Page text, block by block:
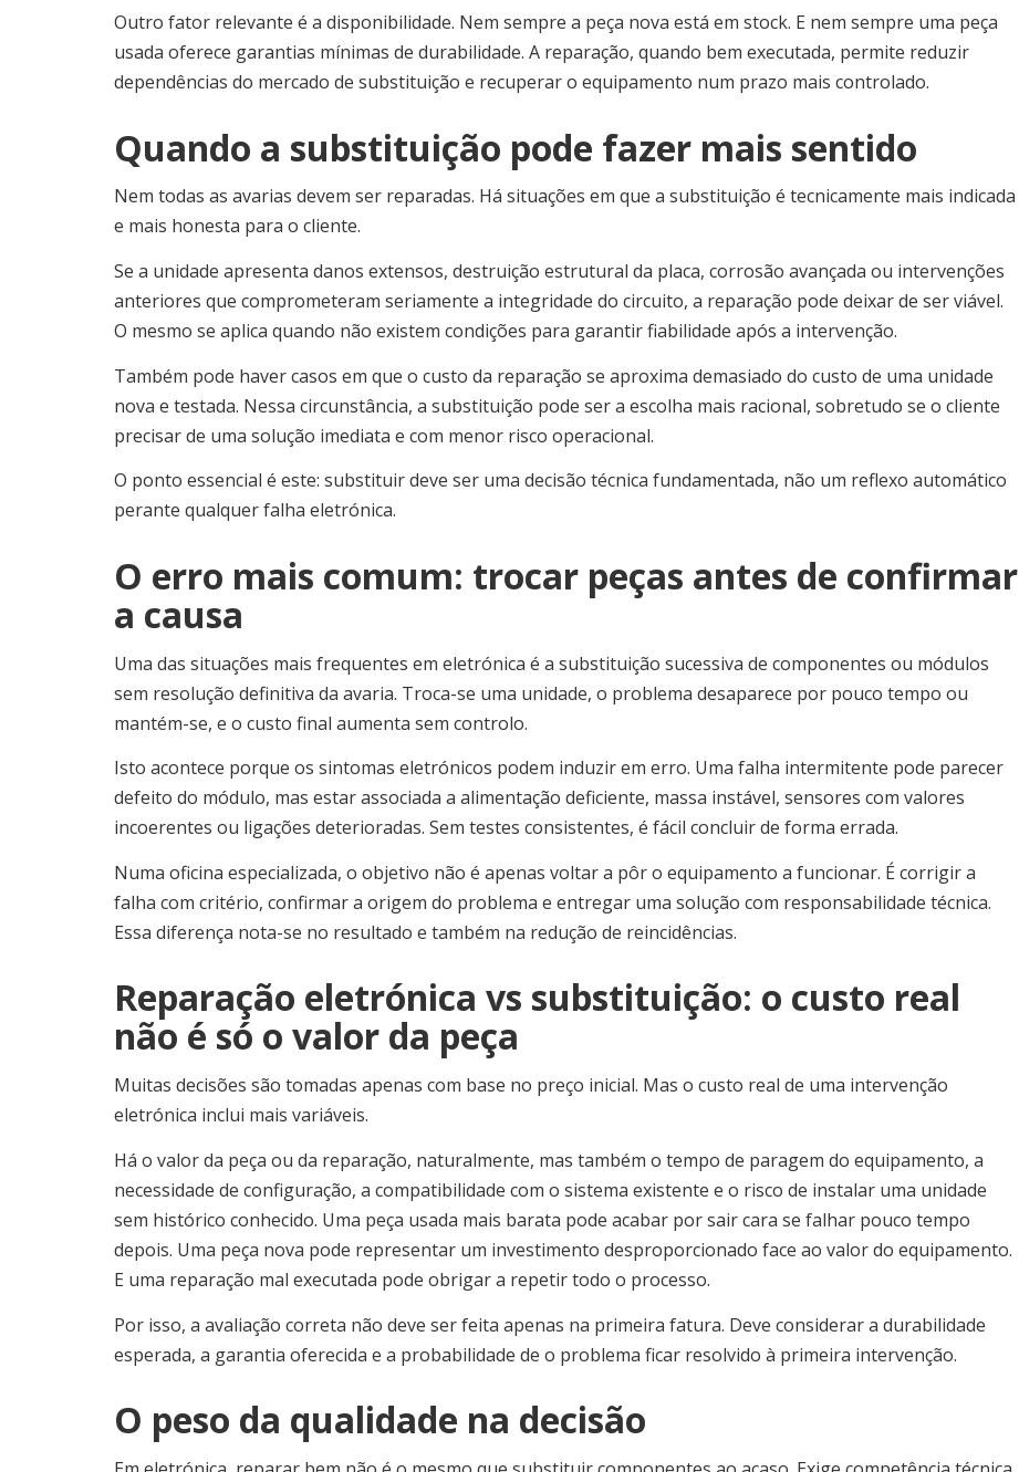
Outro fator relevante é a disponibilidade. Nem sempre a peça nova está em stock. E nem sempre uma peça
usada oferece garantias mínimas de durabilidade. A reparação, quando bem executada, permite reduzir
dependências do mercado de substituição e recuperar o equipamento num prazo mais controlado.
Quando a substituição pode fazer mais sentido
Nem todas as avarias devem ser reparadas. Há situações em que a substituição é tecnicamente mais indicada
e mais honesta para o cliente.
Se a unidade apresenta danos extensos, destruição estrutural da placa, corrosão avançada ou intervenções
anteriores que comprometeram seriamente a integridade do circuito, a reparação pode deixar de ser viável.
O mesmo se aplica quando não existem condições para garantir fiabilidade após a intervenção.
Também pode haver casos em que o custo da reparação se aproxima demasiado do custo de uma unidade
nova e testada. Nessa circunstância, a substituição pode ser a escolha mais racional, sobretudo se o cliente
precisar de uma solução imediata e com menor risco operacional.
O ponto essencial é este: substituir deve ser uma decisão técnica fundamentada, não um reflexo automático
perante qualquer falha eletrónica.
O erro mais comum: trocar peças antes de confirmar
a causa
Uma das situações mais frequentes em eletrónica é a substituição sucessiva de componentes ou módulos
sem resolução definitiva da avaria. Troca-se uma unidade, o problema desaparece por pouco tempo ou
mantém-se, e o custo final aumenta sem controlo.
Isto acontece porque os sintomas eletrónicos podem induzir em erro. Uma falha intermitente pode parecer
defeito do módulo, mas estar associada a alimentação deficiente, massa instável, sensores com valores
incoerentes ou ligações deterioradas. Sem testes consistentes, é fácil concluir de forma errada.
Numa oficina especializada, o objetivo não é apenas voltar a pôr o equipamento a funcionar. É corrigir a
falha com critério, confirmar a origem do problema e entregar uma solução com responsabilidade técnica.
Essa diferença nota-se no resultado e também na redução de reincidências.
Reparação eletrónica vs substituição: o custo real
não é só o valor da peça
Muitas decisões são tomadas apenas com base no preço inicial. Mas o custo real de uma intervenção
eletrónica inclui mais variáveis.
Há o valor da peça ou da reparação, naturalmente, mas também o tempo de paragem do equipamento, a
necessidade de configuração, a compatibilidade com o sistema existente e o risco de instalar uma unidade
sem histórico conhecido. Uma peça usada mais barata pode acabar por sair cara se falhar pouco tempo
depois. Uma peça nova pode representar um investimento desproporcionado face ao valor do equipamento.
E uma reparação mal executada pode obrigar a repetir todo o processo.
Por isso, a avaliação correta não deve ser feita apenas na primeira fatura. Deve considerar a durabilidade
esperada, a garantia oferecida e a probabilidade de o problema ficar resolvido à primeira intervenção.
O peso da qualidade na decisão